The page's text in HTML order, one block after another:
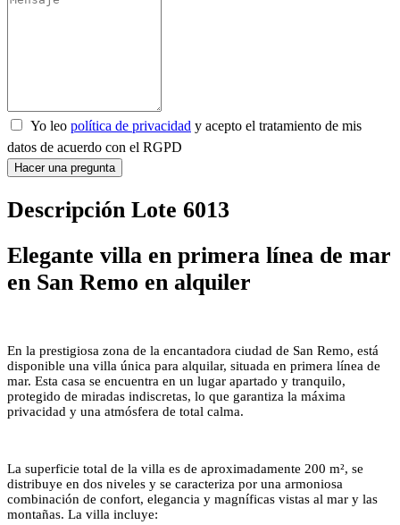
Yo leo política de privacidad y acepto el tratamiento de mis
datos de acuerdo con el RGPD
Hacer una pregunta
Descripción Lote 6013
Elegante villa en primera línea de mar
en San Remo en alquiler
En la prestigiosa zona de la encantadora ciudad de San Remo, está
disponible una villa única para alquilar, situada en primera línea de
mar. Esta casa se encuentra en un lugar apartado y tranquilo,
protegido de miradas indiscretas, lo que garantiza la máxima
privacidad y una atmósfera de total calma.
La superficie total de la villa es de aproximadamente 200 m², se
distribuye en dos niveles y se caracteriza por una armoniosa
combinación de confort, elegancia y magníficas vistas al mar y las
montañas. La villa incluye: